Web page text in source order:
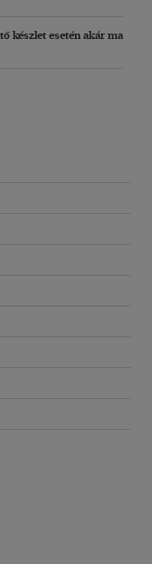
készlet esetén akár ma